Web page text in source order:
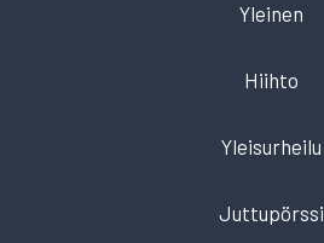
Yleinen
Hiihto
Yleisurheilu
Juttupörssi